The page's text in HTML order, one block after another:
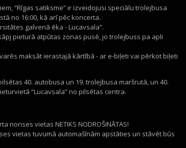
“Rīgas satiksme” ir izveidojusi speciālu trolejbusa
no 16:00, kā arī pēc koncerta.
galvenā ēka - Lucavsala”.
pieturā atpūtas zonas pusē, jo trolejbuss pa apli
maksāt ierastajā kārtībā - ar e-biļeti vai pērkot biļeti
40. autobusa un 19. trolejbusa maršrutā, un 40.
“Lucavsala” no pilsētas centra.
norises vietas NETIKS NODROŠINĀTAS!
vietas tuvumā automašīnām apstāties un stāvēt būs